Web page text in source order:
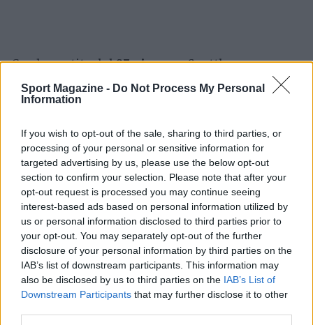
Sport Magazine - Do Not Process My Personal
Information
If you wish to opt-out of the sale, sharing to third parties, or
processing of your personal or sensitive information for
targeted advertising by us, please use the below opt-out
section to confirm your selection. Please note that after your
opt-out request is processed you may continue seeing
interest-based ads based on personal information utilized by
us or personal information disclosed to third parties prior to
your opt-out. You may separately opt-out of the further
disclosure of your personal information by third parties on the
IAB’s list of downstream participants. This information may
also be disclosed by us to third parties on the IAB’s List of
Downstream Participants that may further disclose it to other
Con la partita del27 giugnoa Seattle
all’orizzonte, resta da vedere se le discussioni
interne alla
nazionale iraniana. La questione rimane
monitorata da vicino dai responsabili del torneo,
dalle istituzioni coinvolte e dagli osservatori
internazionali, in un equilibrio delicato tra
esigenze logistiche e vincoli di sicurezza.
AUTORE
Francesca Lombardi
Francesca Lombardi, fiorentina, prese appunti